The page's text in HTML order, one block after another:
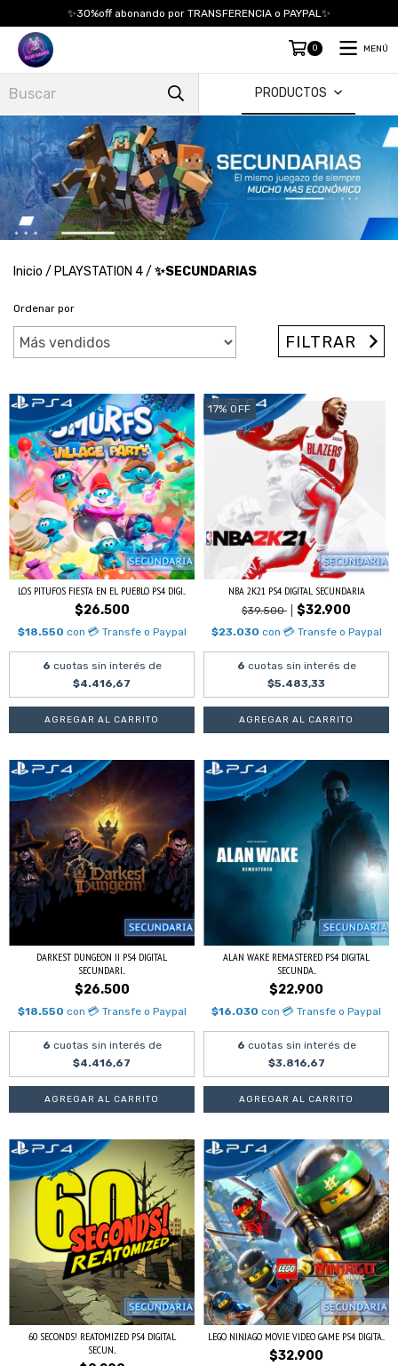
✨30%off abonando por TRANSFERENCIA o PAYPAL✨
0 MENÚ
PRODUCTOS
Inicio / PLAYSTATION 4/ ✨SECUNDARIAS
Ordenar por
FILTRAR
LOS PITUFOS FIESTA EN EL PUEBLO PS4 DIGI...
$26.500
$18.550 con 💳 Transfe o Paypal
6 cuotas sin interés de
$4.416,67
17% OFF
NBA 2K21 PS4 DIGITAL SECUNDARIA
$39.500 $32.900
$23.030 con 💳 Transfe o Paypal
6 cuotas sin interés de
$5.483,33
DARKEST DUNGEON II PS4 DIGITAL
SECUNDARI...
$26.500
$18.550 con 💳 Transfe o Paypal
6 cuotas sin interés de
$4.416,67
ALAN WAKE REMASTERED PS4 DIGITAL
SECUNDA...
$22.900
$16.030 con 💳 Transfe o Paypal
6 cuotas sin interés de
$3.816,67
60 SECONDS! REATOMIZED PS4 DIGITAL
SECUN...
LEGO NINJAGO MOVIE VIDEO GAME PS4 DIGITA...
$32.900